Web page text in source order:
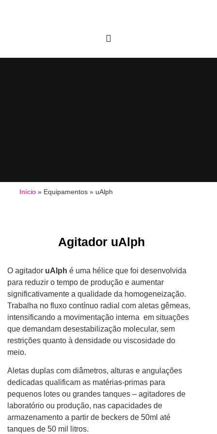
Início » Equipamentos » uAlph
Agitador uAlph
O agitador uAlph é uma hélice que foi desenvolvida
para reduzir o tempo de produção e aumentar
significativamente a qualidade da homogeneização.
Trabalha no fluxo contínuo radial com aletas gêmeas,
intensificando a movimentação interna em situações
que demandam desestabilização molecular, sem
restrições quanto à densidade ou viscosidade do
meio.
Aletas duplas com diâmetros, alturas e angulações
dedicadas qualificam as matérias-primas para
pequenos lotes ou grandes tanques – agitadores de
laboratório ou produção, nas capacidades de
armazenamento a partir de beckers de 50ml até
tanques de 50 mil litros.